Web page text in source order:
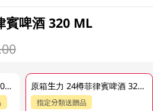
賓啤酒 320 ML
生力啤酒細樽裝 (菲律賓) 320ML 原箱生力 24樽菲律賓啤酒 320 ML
指定分類送贈品